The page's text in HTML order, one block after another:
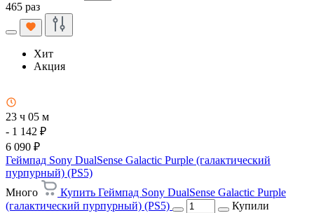
465 раз
Хит
Акция
23 ч 05 м
- 1 142 ₽
6 090 ₽
Геймпад Sony DualSense Galactic Purple (галактический
пурпурный) (PS5)
Много
Купить Геймпад Sony DualSense Galactic Purple
(галактический пурпурный) (PS5)
Купили